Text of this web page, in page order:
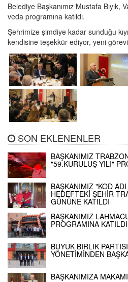
Belediye Başkanımız Mustafa Bıyık,
veda programına katıldı.
Şehrimize şimdiye kadar sunduğu
kendisine teşekkür ediyor, yeni
SON EKLENENLER
BAŞKANIMIZ
"59.KURULUŞ YILI"
BAŞKANIMIZ "KOD
HEDEFTEKİ ŞEHİR
GÜNÜNE KATILDI
BAŞKANIMIZ
PROGRAMINA KATILDI
BÜYÜK BİRLİK
YÖNETİMİNDEN
BAŞKANIMIZA